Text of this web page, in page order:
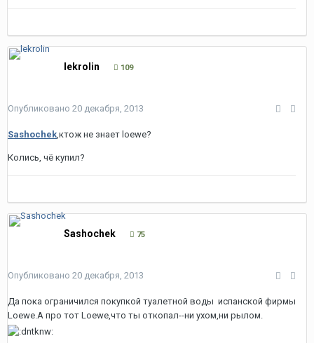
lekrolin 109
Опубликовано 20 декабря, 2013
Sashochek,ктож не знает loewe?
Колись, чё купил?
Sashochek 75
Опубликовано 20 декабря, 2013
Да пока ограничился покупкой туалетной воды испанской фирмы
Loewe.А про тот Loewe,что ты откопал--ни ухом,ни рылом.